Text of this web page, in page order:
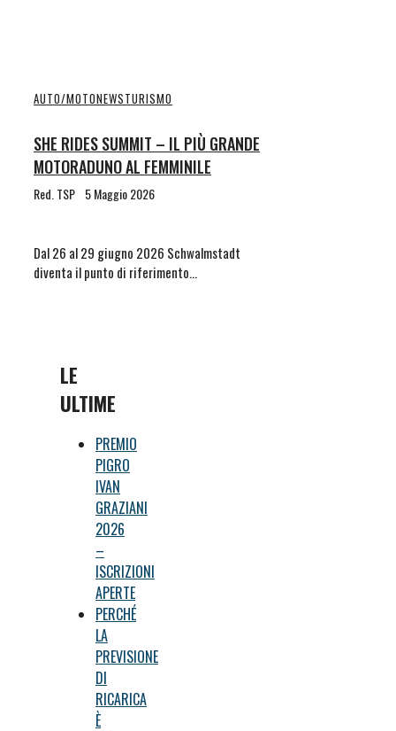
AUTO/MOTONEWSTURISMO
SHE RIDES SUMMIT – IL PIÙ GRANDE
MOTORADUNO AL FEMMINILE
Red. TSP 5 Maggio 2026
Dal 26 al 29 giugno 2026 Schwalmstadt
diventa il punto di riferimento…
LE
ULTIME
PREMIO
PIGRO
IVAN
GRAZIANI
2026
–
ISCRIZIONI
APERTE
PERCHÉ
LA
PREVISIONE
DI
RICARICA
È